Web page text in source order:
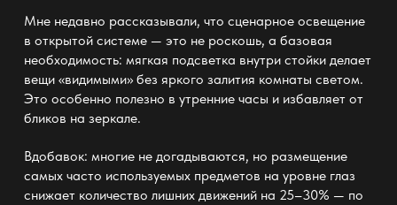
Мне недавно рассказывали, что сценарное освещение
в открытой системе — это не роскошь, а базовая
необходимость: мягкая подсветка внутри стойки делает
вещи «видимыми» без яркого залития комнаты светом.
Это особенно полезно в утренние часы и избавляет от
бликов на зеркале.
Вдобавок: многие не догадываются, но размещение
самых часто используемых предметов на уровне глаз
снижает количество лишних движений на 25–30% — по